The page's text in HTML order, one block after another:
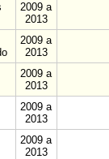
2009 a
2013
2009 a
2013
2009 a
2013
2009 a
2013
2009 a
2013